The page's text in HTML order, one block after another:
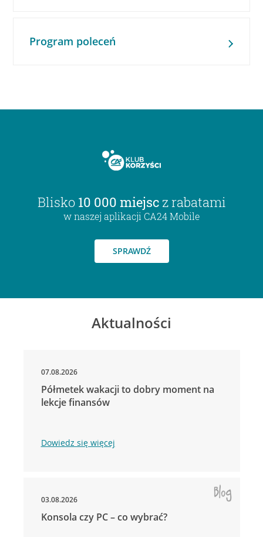
Program poleceń
Blisko 10 000 miejsc z rabatami
w naszej aplikacji CA24 Mobile
SPRAWDŹ
Aktualności
07.08.2026
Półmetek wakacji to dobry moment na
lekcje finansów
Dowiedz się więcej
03.08.2026
Konsola czy PC – co wybrać?